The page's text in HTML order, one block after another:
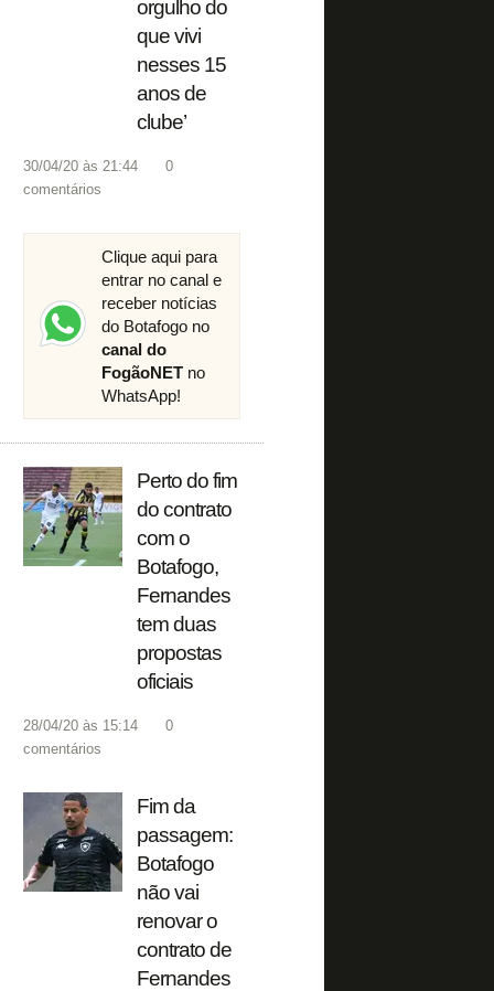
orgulho do
que vivi
nesses 15
anos de
clube’
30/04/20 às 21:44
0
comentários
Clique aqui para
entrar no canal e
receber notícias
do Botafogo no
canal do
FogãoNET no
WhatsApp!
Perto do fim
do contrato
com o
Botafogo,
Fernandes
tem duas
propostas
oficiais
28/04/20 às 15:14
0
comentários
Fim da
passagem:
Botafogo
não vai
renovar o
contrato de
Fernandes